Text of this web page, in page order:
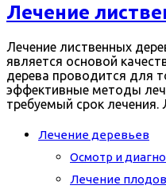
Лечение
Лечение лиственных
является основой
дерева проводится для
эффективные методы
требуемый срок
Лечение деревьев
Осмотр и
Лечение